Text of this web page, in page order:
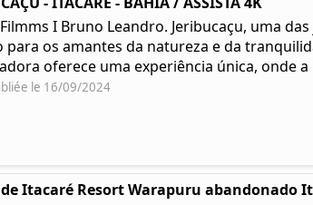
I Bruno Leandro. Jeribucaçu, uma
para os amantes da natureza e da
oferece uma experiência única, onde a
le 16/09/2024
Itacaré Resort Warapuru abandonado